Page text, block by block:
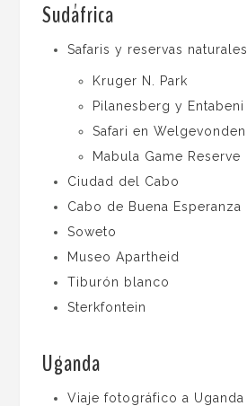
Sudáfrica
Safaris y reservas naturales
Kruger N. Park
Pilanesberg y Entabeni
Safari en Welgevonden
Mabula Game Reserve
Ciudad del Cabo
Cabo de Buena Esperanza
Soweto
Museo Apartheid
Tiburón blanco
Sterkfontein
Uganda
Viaje fotográfico a Uganda